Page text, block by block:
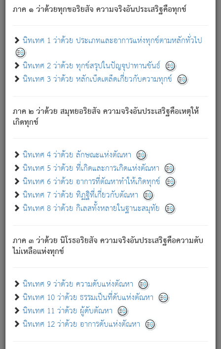
ภาค ๑ ว่าด้วยทุกขอริยสัจ ความจริงอันประเสริฐคือทุกข์
นิทเทศ 1 ว่าด้วย ประเภทและอาการแห่งทุกข์ตามหลักทั่วไป
นิทเทศ 2 ว่าด้วย ทุกข์สรุปในปัญจุปาทานขันธ์
นิทเทศ 3 ว่าด้วย หลักเบ็ดเตล็ดเกี่ยวกับความทุกข์
ภาค ๒ ว่าด้วย สมุทยอริยสัจ ความจริงอันประเสริฐคือเหตุให้
เกิดทุกข์
นิทเทศ 4 ว่าด้วย ลักษณะแห่งตัณหา
นิทเทศ 5 ว่าด้วย ที่เกิดและการเกิดแห่งตัณหา
นิทเทศ 6 ว่าด้วย อาการที่ตัณหาทำให้เกิดทุกข์
นิทเทศ 7 ว่าด้วย ทิฏฐิที่เกี่ยวกับตัณหา
นิทเทศ 8 ว่าด้วย กิเลสทั้งหลายในฐานะสมุทัย
ภาค ๓ ว่าด้วย นิโรธอริยสัจ ความจริงอันประเสริฐคือความดับ
ไม่เหลือแห่งทุกข์
นิทเทศ 9 ว่าด้วย ความดับแห่งตัณหา
นิทเทศ 10 ว่าด้วย ธรรมเป็นที่ดับแห่งตัณหา
นิทเทศ 11 ว่าด้วย ผู้ดับตัณหา
นิทเทศ 12 ว่าด้วย อาการดับแห่งตัณหา
ภพ ว่ามีได้เพราะวิภพ[2]: เรากล่าวว่า สมณะหรือพราหมณ์ทั้ง
ปวงนั้น ก็ยังสลัดภพออกไปไม่ได้.
ก็ทุกข์นี้มีขึ้น เพราะอาศัยซึ่งอุปธิทั้งปวง.
เพราะความสิ้นไปแห่งอุปาทานทั้งปวง ความเกิดขึ้นแห่ง
ทุกข์จึงไม่มี.
ท่านจงดูโลกนี้เถิด (จะเห็นว่า) สัตว์ทั้งหลายอันอวิชาหนา
แน่นบังหนาแล้ว; และว่า สัตว์ผู้ยินดีในภพอันเป็นแล้วนั้น ย่อม
อันเป็นไปในที่หรือเวลาทั้งปวง[3]เพื่อความมีแห่งประโยชน์โดย
ประการทั้งปวง; ภพทั้งหลายทั้งหมดนั้น ไม่เที่ยง เป็นทุกข์ มี
ความแปรปรวนเป็นธรรมดา.
อย่างนี้อยู่; เขาย่อมละภวตัณหาได้ และไม่เพลิดเพลินวิภวตัณหา
ด้วย.
ความดับเพราะความสำรอกไม่เหลือ (แห่งภพทั้งหลาย)
เพราะความสิ้นไปแห่งตัณหาโดยประการทั้งปวง นั้นคือ
นิพพาน.
ภพใหม่ย่อมไม่มีแก่ภิกษุนั้น ผู้ดับเย็นสนิทแล้ว เพราะไม่มี
ภิกษุนั้น เป็นผู้ครอบงำมารได้แล้ว ชนะสงครามแล้ว ก้าวล่วง
ภพทั้งหลายทั้งปวงได้แล้ว เป็นผู้คงที่ (คือไม่เปลี่ยนแปลงอีกต่อ
- อุ.ขุ. ๒๕/๑๒๑/๘๔.
(ข้อความนี้ เป็นพระพุทธอุทานที่ทรงเปล่งออก ที่โคนต้นโพธิ์
เป็นที่ตรัสรู้ เมื่อตรัสรู้แล้วได้ 7 วัน)